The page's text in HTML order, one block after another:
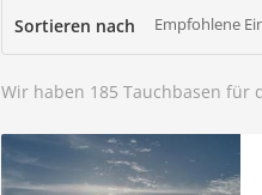
Sortieren nach Empfohlene
Wir haben 185 Tauchbasen für